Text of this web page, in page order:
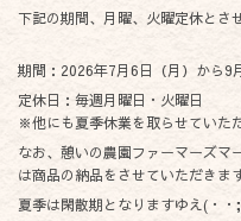
下記の期間、月曜、火曜定休とさ
期間：2026年7月6日（月）から9
定休日：毎週月曜日・火曜日
※他にも夏季休業を取らせていた
なお、憩いの農園ファーマーズマ
は商品の納品をさせていただきま
夏季は閑散期となりますゆえ(・・